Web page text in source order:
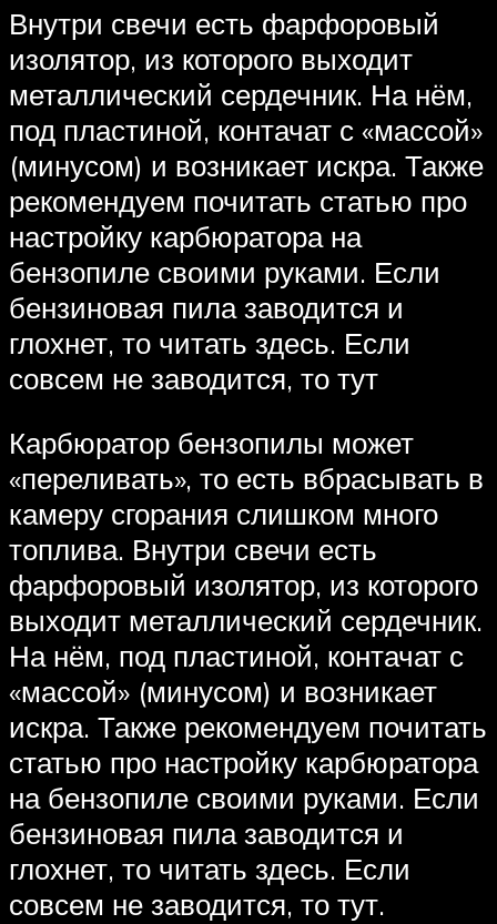
Внутри свечи есть фарфоровый
изолятор, из которого выходит
металлический сердечник. На нём,
под пластиной, контачат с «массой»
(минусом) и возникает искра. Также
рекомендуем почитать статью про
настройку карбюратора на
бензопиле своими руками. Если
бензиновая пила заводится и
глохнет, то читать здесь. Если
совсем не заводится, то тут
Карбюратор бензопилы может
«переливать», то есть вбрасывать в
камеру сгорания слишком много
топлива. Внутри свечи есть
фарфоровый изолятор, из которого
выходит металлический сердечник.
На нём, под пластиной, контачат с
«массой» (минусом) и возникает
искра. Также рекомендуем почитать
статью про настройку карбюратора
на бензопиле своими руками. Если
бензиновая пила заводится и
глохнет, то читать здесь. Если
совсем не заводится, то тут.